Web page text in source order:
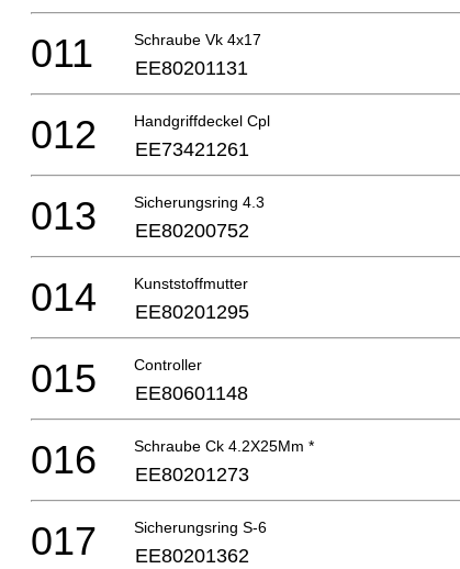
Schraube Vk 4x17
011 EE80201131
Handgriffdeckel Cpl
012 EE73421261
Sicherungsring 4.3
013 EE80200752
Kunststoffmutter
014 EE80201295
Controller
015 EE80601148
Schraube Ck 4.2X25Mm *
016 EE80201273
Sicherungsring S-6
017 EE80201362